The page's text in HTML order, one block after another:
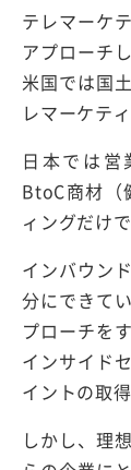
テレマーケ
アプローチ
米国では国
レマーケテ
日本では営
BtoC商材（
ィングだけ
インバウン
分にできて
プローチを
インサイド
イントの取
しかし、理